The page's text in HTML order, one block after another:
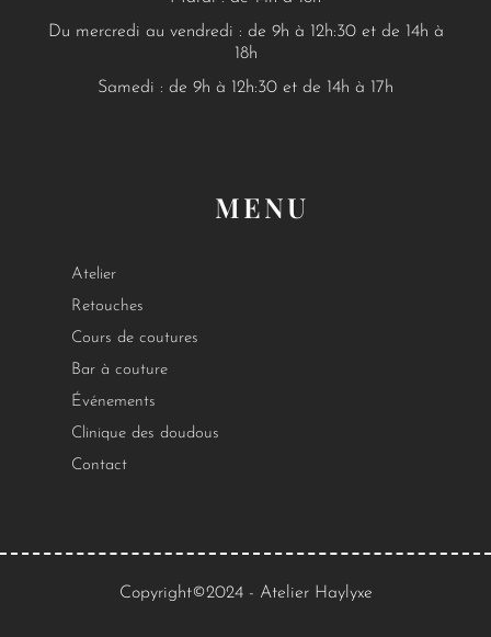
Du mercredi au vendredi : de 9h à 12h:30 et de 14h à
18h
Samedi : de 9h à 12h:30 et de 14h à 17h
MENU
Atelier
Retouches
Cours de coutures
Bar à couture
Événements
Clinique des doudous
Contact
Copyright©2024 - Atelier Haylyxe